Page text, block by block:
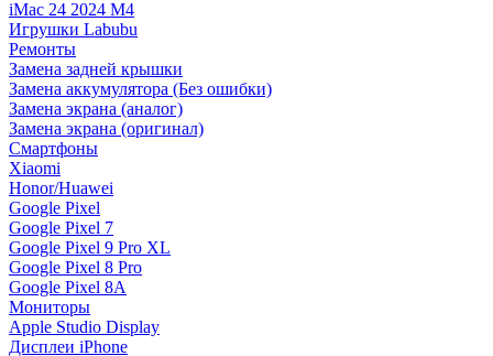
iMac 24 2024 M4
Игрушки Labubu
Ремонты
Замена задней крышки
Замена аккумулятора (Без ошибки)
Замена экрана (аналог)
Замена экрана (оригинал)
Смартфоны
Xiaomi
Honor/Huawei
Google Pixel
Google Pixel 7
Google Pixel 9 Pro XL
Google Pixel 8 Pro
Google Pixel 8A
Мониторы
Apple Studio Display
Дисплеи iPhone